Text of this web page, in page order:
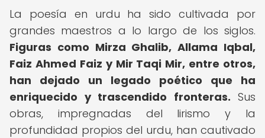
La poesía en urdu ha sido cultivada por
grandes maestros a lo largo de los siglos.
Figuras como Mirza Ghalib, Allama Iqbal,
Faiz Ahmed Faiz y Mir Taqi Mir, entre otros,
han dejado un legado poético que ha
enriquecido y trascendido fronteras. Sus
obras, impregnadas del lirismo y la
profundidad propios del urdu, han cautivado